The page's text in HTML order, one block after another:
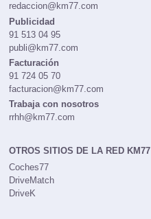
redaccion@km77.com
Publicidad
91 513 04 95
publi@km77.com
Facturación
91 724 05 70
facturacion@km77.com
Trabaja con nosotros
rrhh@km77.com
OTROS SITIOS DE LA RED KM77
Coches77
DriveMatch
DriveK